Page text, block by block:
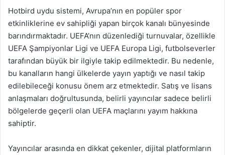
Hotbird uydu sistemi, Avrupa’nın en popüler spor
etkinliklerine ev sahipliği yapan birçok kanalı bünyesinde
barındırmaktadır. UEFA’nın düzenlediği turnuvalar, özellikle
UEFA Şampiyonlar Ligi ve UEFA Europa Ligi, futbolseverler
tarafından büyük bir ilgiyle takip edilmektedir. Bu nedenle,
bu kanalların hangi ülkelerde yayın yaptığı ve nasıl takip
edilebileceği konusu önem arz etmektedir. Satış ve lisans
anlaşmaları doğrultusunda, belirli yayıncılar sadece belirli
bölgelerde geçerli olan UEFA maçlarını yayım hakkına
sahiptir.
Yayıncılar arasında en dikkat çekenler, dijital platformların